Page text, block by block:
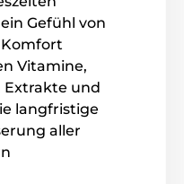
Ekzeme
heilendes
Gefühl von
Vitamine,
Extrakte und
langfristige
aller